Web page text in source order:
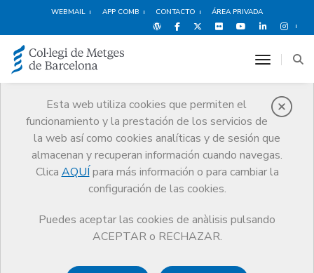
WEBMAIL APP COMB CONTACTO ÁREA PRIVADA
Esta web utiliza cookies que permiten el
funcionamiento y la prestación de los servicios de
la web así como cookies analíticas y de sesión que
almacenan y recuperan información cuando navegas.
Clica AQUÍ para más información o para cambiar la
configuración de las cookies.
Puedes aceptar las cookies de anàlisis pulsando
ACEPTAR o RECHAZAR.
toggle
Trámites
Asesoramiento personalizado y
gestiones dirigidas a médicos,
consultas médicas, sociedades
profesionales y estudiantes de
medicina